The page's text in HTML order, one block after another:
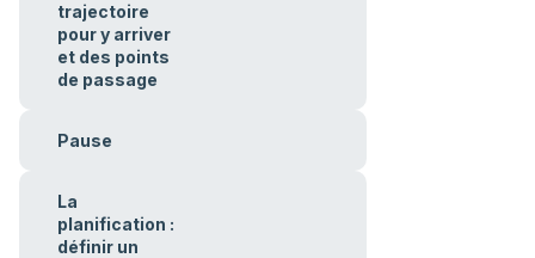
trajectoire
pour y arriver
et des points
de passage
Pause
La
planification :
définir un